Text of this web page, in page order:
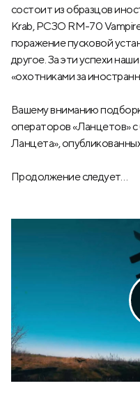
состоит из образцов
Krab, РСЗО RM-70
поражение пусковой
другое. За эти успехи
«охотниками за
Вашему вниманию
операторов «Ланцетов»
Ланцета»,
Продолжение следует…